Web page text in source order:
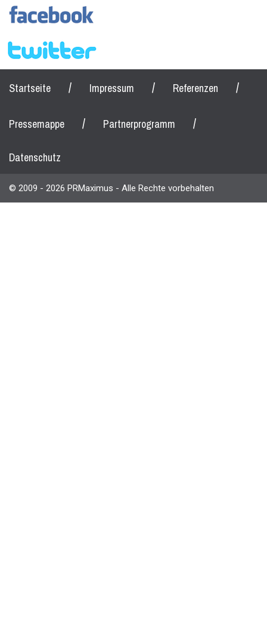
Startseite / Impressum / Referenzen /
Pressemappe / Partnerprogramm /
Datenschutz
© 2009 - 2026 PRMaximus - Alle Rechte vorbehalten